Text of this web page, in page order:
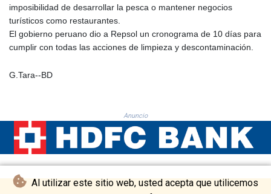
Al utilizar este sitio web, usted acepta que utilicemos
MXN 19.812061
MZN 73.882892
NAD 18.726567
NZD 1.966719
OMR 0.442445
PAB 1.152686
PEN 3.903651
PGK 5.093937
PHP 70.183258
imposibilidad de desarrollar la pesca o mantener negocios
turísticos como restaurantes.
El gobierno peruano dio a Repsol un cronograma de 10 días para
cumplir con todas las acciones de limpieza y descontaminación.
G.Tara--BD
Anuncio